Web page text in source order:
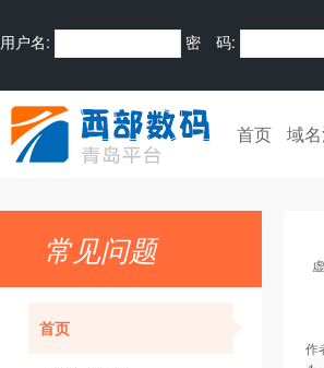
用户名: 密 码:
首页 域
常见问题
首页
作